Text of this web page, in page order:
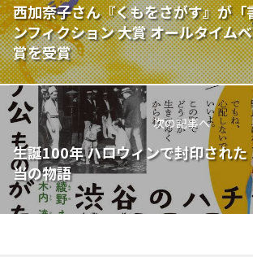
西加奈子さん『くもをさがす』が「
ンフィクション ⼤賞 オールタイム
賞を受賞
次の記事へ
生誕100年 ハロウィンで封印され
当の物語